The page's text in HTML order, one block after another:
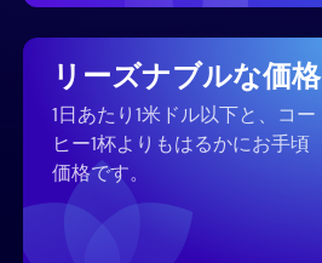
リーズナブルな価格
1日あたり1米ドル以下と、コー
ヒー1杯よりもはるかにお手頃
価格です。